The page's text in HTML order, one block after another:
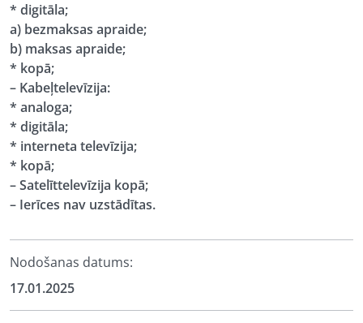
* digitāla;
a) bezmaksas apraide;
b) maksas apraide;
* kopā;
– Kabeļtelevīzija:
* analoga;
* digitāla;
* interneta televīzija;
* kopā;
– Satelīttelevīzija kopā;
– Ierīces nav uzstādītas.
Nodošanas datums:
17.01.2025